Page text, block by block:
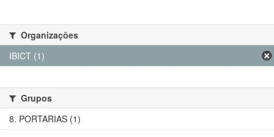
Organizações
IBICT (1)
Grupos
8. PORTARIAS (1)